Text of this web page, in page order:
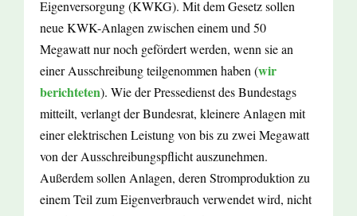
Eigenversorgung (KWKG). Mit dem Gesetz sollen
neue KWK-Anlagen zwischen einem und 50
Megawatt nur noch gefördert werden, wenn sie an
einer Ausschreibung teilgenommen haben (wir
berichteten). Wie der Pressedienst des Bundestags
mitteilt, verlangt der Bundesrat, kleinere Anlagen mit
einer elektrischen Leistung von bis zu zwei Megawatt
von der Ausschreibungspflicht auszunehmen.
Außerdem sollen Anlagen, deren Stromproduktion zu
einem Teil zum Eigenverbrauch verwendet wird, nicht